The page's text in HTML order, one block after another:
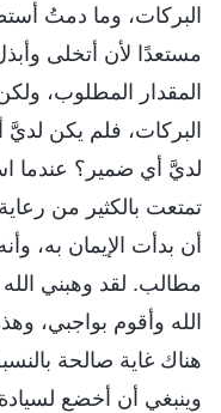
البركات، وما دمتُ
مستعدًا لأن أتخلى
المقدار المطلوب،
البركات، فلم يكن لديَّ
لديَّ أي ضمير؟ عندما
تمتعت بالكثير من
أن بدأت الإيمان به،
مطالب. لقد وهبني الله
الله وأقوم بواجبي،
هناك غاية صالحة
وينبغي أن أخضع لسيادة